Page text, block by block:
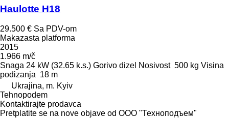
Haulotte H18
29.500 € Sa PDV-om
Makazasta platforma
2015
1.966 m/č
Snaga 24 kW (32.65 k.s.) Gorivo dizel Nosivost 500 kg Visina
podizanja 18 m
Ukrajina, m. Kyiv
Tehnopodem
Kontaktirajte prodavca
Pretplatite se na nove objave od ООО "Техноподъем"